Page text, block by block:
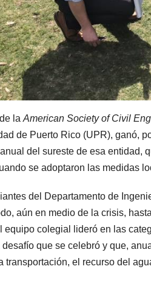
la American Society of Civil
de Puerto Rico (UPR), ganó,
del sureste de esa entidad,
se adoptaron las medidas
del Departamento de
aún en medio de la crisis,
equipo colegial lideró en las
que se celebró y que,
transportación, el recurso del